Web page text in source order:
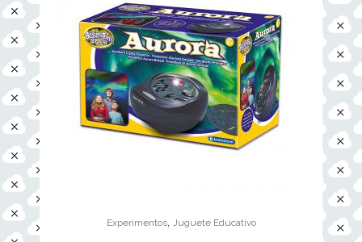
Experimentos, Juguete Educativo